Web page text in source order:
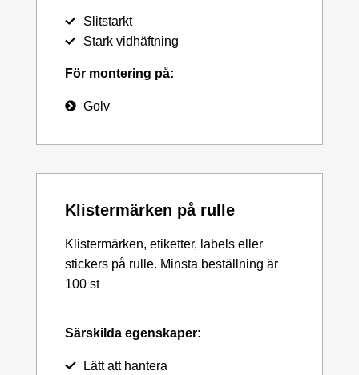
Slitstarkt
Stark vidhäftning
För montering på:
Golv
Klistermärken på rulle
Klistermärken, etiketter, labels eller
stickers på rulle. Minsta beställning är
100 st
Särskilda egenskaper:
Lätt att hantera